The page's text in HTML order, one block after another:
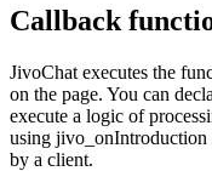
Callback
JivoChat executes the
on the page. You can
execute a logic of
using jivo_onIntroduction
by a client.